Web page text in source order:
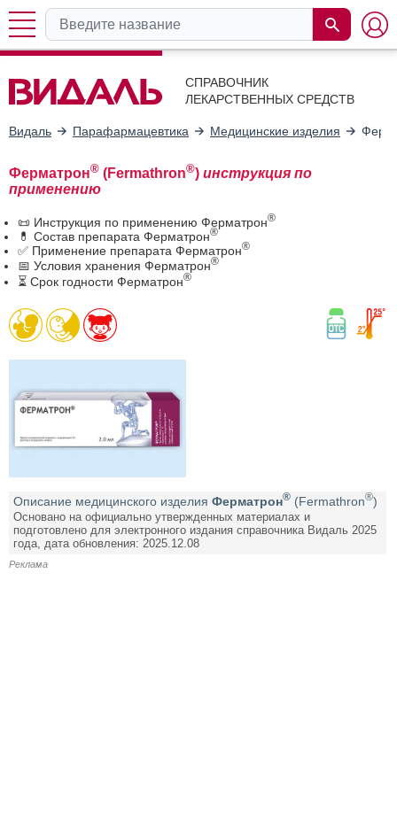
СПРАВОЧНИК
ЛЕКАРСТВЕННЫХ СРЕДСТВ
Видаль Парафармацевтика Медицинские изделия
Ферматрон® (Fermathron®) инструкция по
применению
📜 Инструкция по применению Ферматрон®
💊 Состав препарата Ферматрон®
✅ Применение препарата Ферматрон®
📅 Условия хранения Ферматрон®
⏳ Срок годности Ферматрон®
Описание медицинского изделия Ферматрон® (Fermathron®)
Основано на официально утвержденных материалах и
подготовлено для электронного издания справочника Видаль 2025
года, дата обновления: 2025.12.08
Реклама